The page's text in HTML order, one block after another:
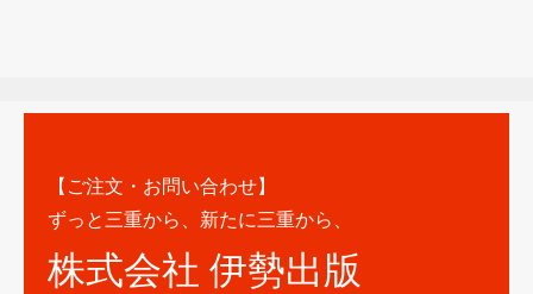
【ご注文・お問い合わせ】
ずっと三重から、新たに三重から、
株式会社 伊勢出版